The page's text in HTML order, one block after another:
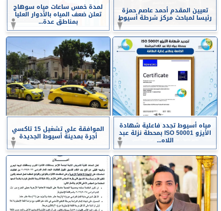
تعيين المقدم أحمد عاصم حمزة
رئيسا لمباحث مركز شرطة أسيوط
لمدة خمس ساعات مياه سوهاج
تعلن ضعف المياه بالأدوار العليا
بمناطق عدة...
مياه أسيوط تجدد فاعلية شهادة
الأيزو ISO 50001 بمحطة نزلة عبد
اللاه...
الموافقة على تشغيل 15 تاكسي
أجرة بمدينة أسيوط الجديدة